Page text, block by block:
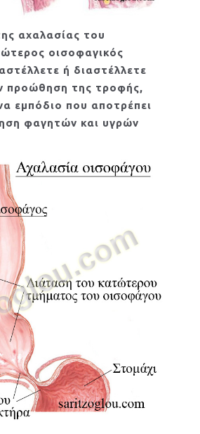
αχαλασίας του
οισοφαγικός
ή διαστέλλετε
προώθηση της τροφής,
εμπόδιο που αποτρέπει
φαγητών και υγρών